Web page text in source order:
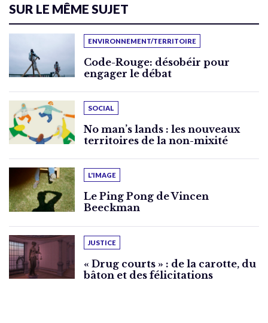
SUR LE MÊME SUJET
ENVIRONNEMENT/TERRITOIRE
Code-Rouge: désobéir pour
engager le débat
SOCIAL
No man’s lands : les nouveaux
territoires de la non-mixité
L'IMAGE
Le Ping Pong de Vincen
Beeckman
JUSTICE
« Drug courts » : de la carotte, du
bâton et des félicitations